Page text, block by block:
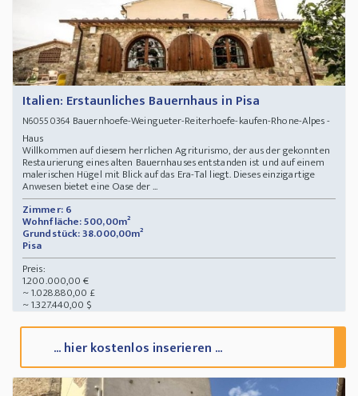
Italien: Erstaunliches Bauernhaus in Pisa
N60550364Bauernhoefe-Weingueter-Reiterhoefe-kaufen-Rhone-Alpes -
Haus
Willkommen auf diesem herrlichen Agriturismo, der aus der gekonnten
Restaurierung eines alten Bauernhauses entstanden ist und auf einem
malerischen Hügel mit Blick auf das Era-Tal liegt. Dieses einzigartige
Anwesen bietet eine Oase der ...
Zimmer: 6
Wohnfläche: 500,00m²
Grundstück: 38.000,00m²
Pisa
Preis:
1.200.000,00 €
~ 1.028.880,00 £
~ 1.327.440,00 $
... hier kostenlos inserieren ...